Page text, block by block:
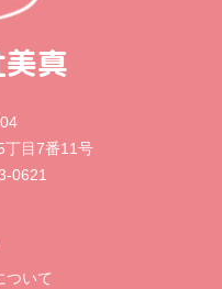
真
丁目7番11号
0621
ついて